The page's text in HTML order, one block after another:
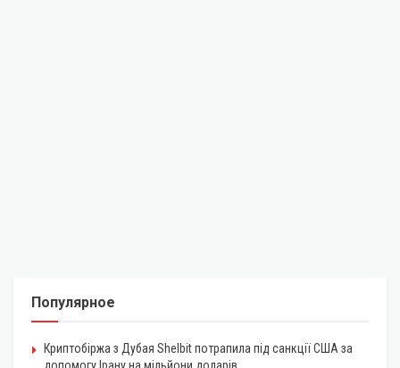
Популярное
Криптобіржа з Дубая Shelbit потрапила під санкції США за